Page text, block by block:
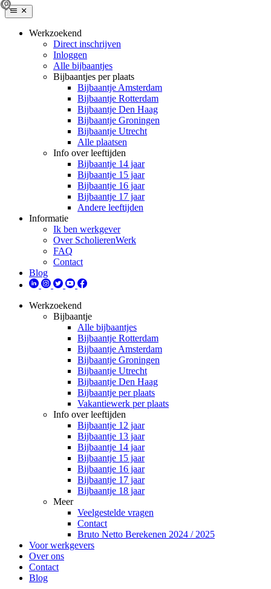
Werkzoekend
Direct inschrijven
Inloggen
Alle bijbaantjes
Bijbaantjes per plaats
Bijbaantje Amsterdam
Bijbaantje Rotterdam
Bijbaantje Den Haag
Bijbaantje Groningen
Bijbaantje Utrecht
Alle plaatsen
Info over leeftijden
Bijbaantje 14 jaar
Bijbaantje 15 jaar
Bijbaantje 16 jaar
Bijbaantje 17 jaar
Andere leeftijden
Informatie
Ik ben werkgever
Over ScholierenWerk
FAQ
Contact
Blog
Werkzoekend
Bijbaantje
Alle bijbaantjes
Bijbaantje Rotterdam
Bijbaantje Amsterdam
Bijbaantje Groningen
Bijbaantje Utrecht
Bijbaantje Den Haag
Bijbaantje per plaats
Vakantiewerk per plaats
Info over leeftijden
Bijbaantje 12 jaar
Bijbaantje 13 jaar
Bijbaantje 14 jaar
Bijbaantje 15 jaar
Bijbaantje 16 jaar
Bijbaantje 17 jaar
Bijbaantje 18 jaar
Meer
Veelgestelde vragen
Contact
Bruto Netto Berekenen 2024 / 2025
Voor werkgevers
Over ons
Contact
Blog